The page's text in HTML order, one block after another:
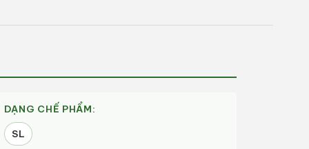
DẠNG CHẾ PHẨM:
SL